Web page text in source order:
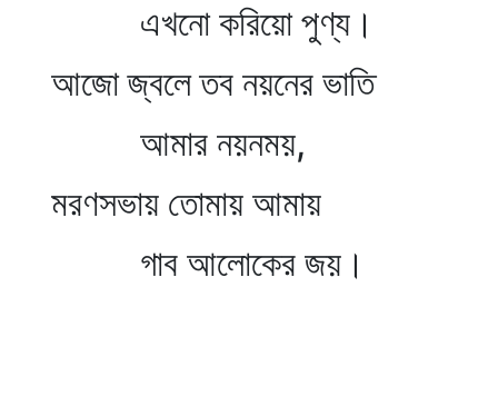
এখনো করিয়ো পুণ্য।
আজো জ্বলে তব নয়নের ভাতি
আমার নয়নময়,
মরণসভায় তোমায় আমায়
গাব আলোকের জয়।